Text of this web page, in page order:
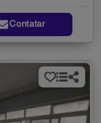
Contatar